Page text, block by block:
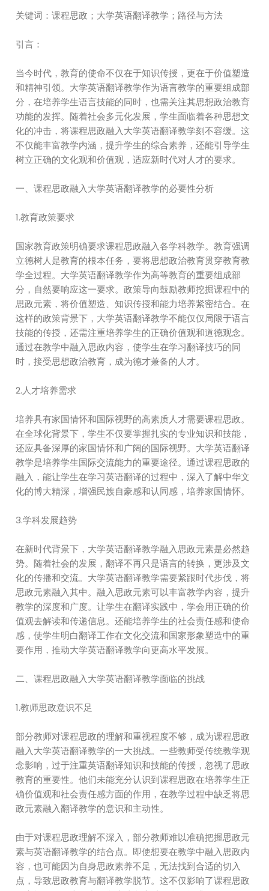
关键词：课程思政；大学英语翻译教学；路径与方法
引言：
当今时代，教育的使命不仅在于知识传授，更在于价值塑造
和精神引领。大学英语翻译教学作为语言教学的重要组成部
分，在培养学生语言技能的同时，也需关注其思想政治教育
功能的发挥。随着社会多元化发展，学生面临着各种思想文
化的冲击，将课程思政融入大学英语翻译教学刻不容缓。这
不仅能丰富教学内涵，提升学生的综合素养，还能引导学生
树立正确的文化观和价值观，适应新时代对人才的要求。
一、课程思政融入大学英语翻译教学的必要性分析
1.教育政策要求
国家教育政策明确要求课程思政融入各学科教学。教育强调
立德树人是教育的根本任务，要将思想政治教育贯穿教育教
学全过程。大学英语翻译教学作为高等教育的重要组成部
分，自然要响应这一要求。政策导向鼓励教师挖掘课程中的
思政元素，将价值塑造、知识传授和能力培养紧密结合。在
这样的政策背景下，大学英语翻译教学不能仅仅局限于语言
技能的传授，还需注重培养学生的正确价值观和道德观念。
通过在教学中融入思政内容，使学生在学习翻译技巧的同
时，接受思想政治教育，成为德才兼备的人才。
2.人才培养需求
培养具有家国情怀和国际视野的高素质人才需要课程思政。
在全球化背景下，学生不仅要掌握扎实的专业知识和技能，
还应具备深厚的家国情怀和广阔的国际视野。大学英语翻译
教学是培养学生国际交流能力的重要途径。通过课程思政的
融入，能让学生在学习英语翻译的过程中，深入了解中华文
化的博大精深，增强民族自豪感和认同感，培养家国情怀。
3.学科发展趋势
在新时代背景下，大学英语翻译教学融入思政元素是必然趋
势。随着社会的发展，翻译不再只是语言的转换，更涉及文
化的传播和交流。大学英语翻译教学需要紧跟时代步伐，将
思政元素融入其中。融入思政元素可以丰富教学内容，提升
教学的深度和广度。让学生在翻译实践中，学会用正确的价
值观去解读和传递信息。还能培养学生的社会责任感和使命
感，使学生明白翻译工作在文化交流和国家形象塑造中的重
要作用，推动大学英语翻译教学向更高水平发展。
二、课程思政融入大学英语翻译教学面临的挑战
1.教师思政意识不足
部分教师对课程思政的理解和重视程度不够，成为课程思政
融入大学英语翻译教学的一大挑战。一些教师受传统教学观
念影响，过于注重英语翻译知识和技能的传授，忽视了思政
教育的重要性。他们未能充分认识到课程思政在培养学生正
确价值观和社会责任感方面的作用，在教学过程中缺乏将思
政元素融入翻译教学的意识和主动性。
由于对课程思政理解不深入，部分教师难以准确把握思政元
素与英语翻译教学的结合点。即使想要在教学中融入思政内
容，也可能因为自身思政素养不足，无法找到合适的切入
点，导致思政教育与翻译教学脱节。这不仅影响了课程思政